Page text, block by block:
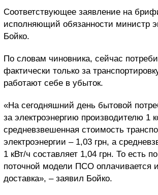
Соответствующее заявление на
исполняющий обязанности министр
Бойко.
По словам чиновника, сейчас
фактически только за
работают себе в убыток.
«На сегодняшний день бытовой
за электроэнергию производителю 1
средневзвешенная стоимость
электроэнергии – 1,03 грн, а
1 кВт/ч составляет 1,04 грн. То есть
поточной модели ПСО оплачивается
доставка», – заявил Бойко.